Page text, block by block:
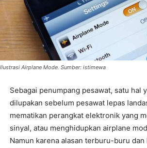
Ilustrasi Airplane Mode. Sumber: istimewa
Sebagai penumpang pesawat, satu hal
dilupakan sebelum pesawat lepas
mematikan perangkat elektronik yang
sinyal, atau menghidupkan airplane
Namun karena alasan terburu-buru dan